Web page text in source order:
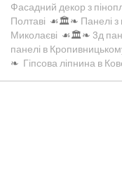
Фасадний декор з
Полтаві ☙🏛️❧ Панелі з
Миколаєві ☙🏛️❧ 3д
панелі в
❧ Гіпсова ліпнина в